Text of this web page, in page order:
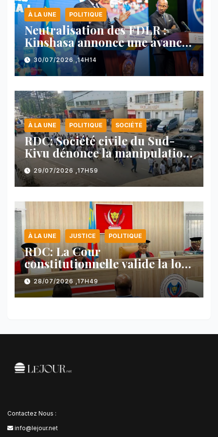
À LA UNE POLITIQUE
Neutralisation des FDLR :
Kinshasa annonce une avancée
majeure et maintient sa ligne
face au Rwanda
30/07/2026 ,14H14
À LA UNE POLITIQUE SOCIÉTÉ
RDC: Société civile du Sud-
Kivu dénonce la manipulation
des manifestations par
l’AFC/M23
29/07/2026 ,17H59
À LA UNE JUSTICE POLITIQUE
RDC: La Cour
constitutionnelle valide la loi
référendaire sous réserves de
plusieurs dispositions
28/07/2026 ,17H49
Contactez Nous :
info@lejour.net